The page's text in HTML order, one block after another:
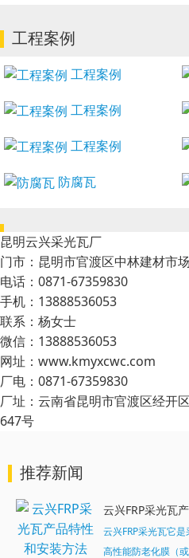
工程案例
工程案例
工程案例
工程案例
防腐瓦
昆明云兴采光瓦厂
门市：昆明市官渡区中林建材市
电话：0871-67359830
手机：13888536053
联系：杨女士
微信：13888536053
网址：www.kmyxcwc.com
厂电：0871-67359830
厂址：云南省昆明市官渡区经开
647号
推荐新闻
云兴FRP采光瓦
云兴FRP采光瓦它
高性能防老化膜（